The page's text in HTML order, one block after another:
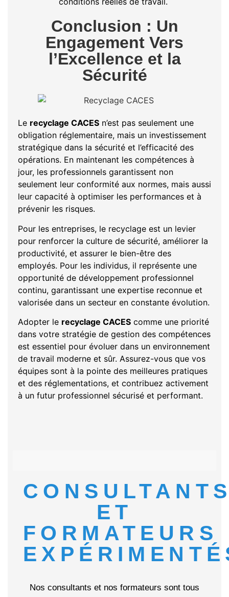
Conclusion : Un
Engagement Vers
l’Excellence et la
Sécurité
Le recyclage CACES n’est pas seulement une
obligation réglementaire, mais un investissement
stratégique dans la sécurité et l’efficacité des
opérations. En maintenant les compétences à
jour, les professionnels garantissent non
seulement leur conformité aux normes, mais aussi
leur capacité à optimiser les performances et à
prévenir les risques.
Pour les entreprises, le recyclage est un levier
pour renforcer la culture de sécurité, améliorer la
productivité, et assurer le bien-être des
employés. Pour les individus, il représente une
opportunité de développement professionnel
continu, garantissant une expertise reconnue et
valorisée dans un secteur en constante évolution.
Adopter le recyclage CACES comme une priorité
dans votre stratégie de gestion des compétences
est essentiel pour évoluer dans un environnement
de travail moderne et sûr. Assurez-vous que vos
équipes sont à la pointe des meilleures pratiques
et des réglementations, et contribuez activement
à un futur professionnel sécurisé et performant.
ET
FORMATEURS
Nos consultants et nos formateurs sont tous